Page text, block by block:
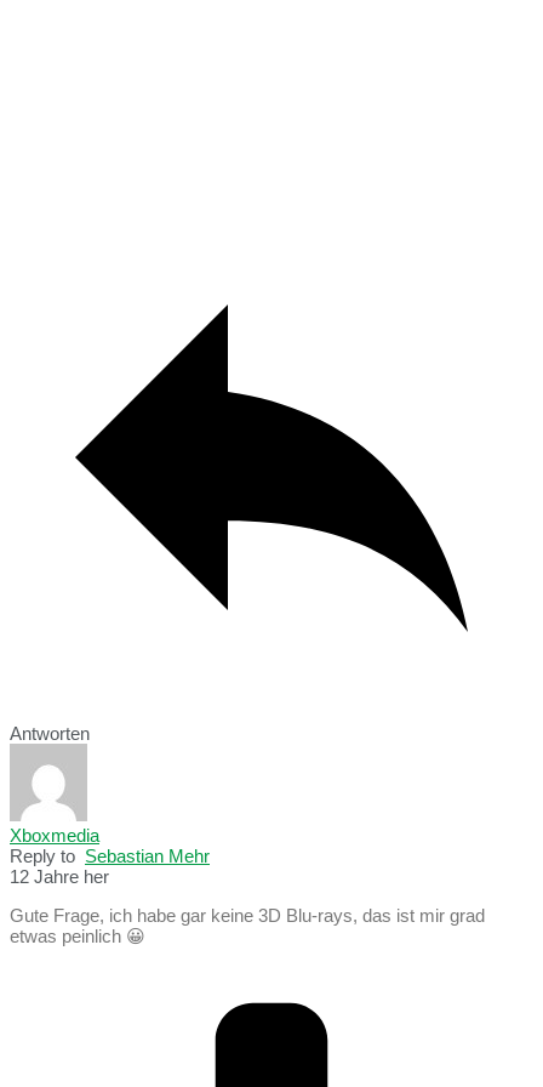
Antworten
Xboxmedia
Reply to Sebastian Mehr
12 Jahre her
Gute Frage, ich habe gar keine 3D Blu-rays, das ist mir grad
etwas peinlich 😀